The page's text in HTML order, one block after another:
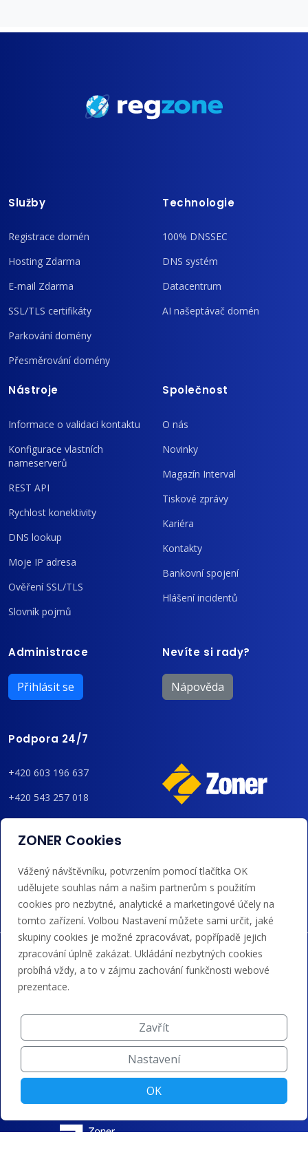
Služby
Registrace domén
Hosting Zdarma
E-mail Zdarma
SSL/TLS certifikáty
Parkování domény
Přesměrování domény
Technologie
100% DNSSEC
DNS systém
Datacentrum
AI našeptávač domén
Nástroje
Informace o validaci kontaktu
Konfigurace vlastních
nameserverů
REST API
Rychlost konektivity
DNS lookup
Moje IP adresa
Ověření SSL/TLS
Slovník pojmů
Společnost
O nás
Novinky
Magazín Interval
Tiskové zprávy
Kariéra
Kontakty
Bankovní spojení
Hlášení incidentů
Administrace
Přihlásit se
Nevíte si rady?
Nápověda
Podpora 24/7
+420 603 196 637
+420 543 257 018
admin@regzone.cz
Akceptujeme platby kartou, Google/Apple Pay,
bankovním převodem a kreditem.
ZONER Cookies
Vážený návštěvníku, potvrzením pomocí tlačítka OK
udělujete souhlas nám a našim partnerům s použitím
cookies pro nezbytné, analytické a marketingové účely na
tomto zařízení. Volbou Nastavení můžete sami určit, jaké
skupiny cookies je možné zpracovávat, popřípadě jejich
zpracování úplně zakázat. Ukládání nezbytných cookies
probíhá vždy, a to v zájmu zachování funkčnosti webové
prezentace.
Zavřít
Nastavení
OK